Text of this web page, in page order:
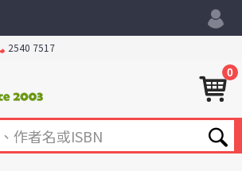
2540 7517
0